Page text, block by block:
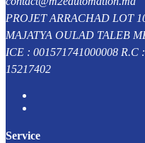
PROJET ARRACHAD LOT
MAJATYA OULAD TALEB
ICE : 001571741000008 R.C
15217402
Service